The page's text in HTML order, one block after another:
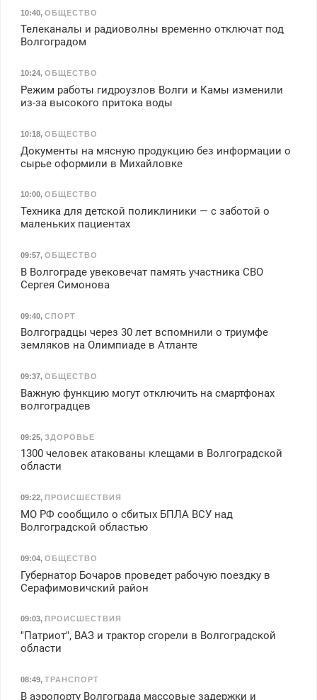
10:40, ОБЩЕСТВО
Телеканалы и радиоволны временно отключат под
Волгоградом
10:24, ОБЩЕСТВО
Режим работы гидроузлов Волги и Камы изменили
из-за высокого притока воды
10:18, ОБЩЕСТВО
Документы на мясную продукцию без информации о
сырье оформили в Михайловке
10:00, ОБЩЕСТВО
Техника для детской поликлиники — с заботой о
маленьких пациентах
09:57, ОБЩЕСТВО
В Волгограде увековечат память участника СВО
Сергея Симонова
09:40, СПОРТ
Волгоградцы через 30 лет вспомнили о триумфе
земляков на Олимпиаде в Атланте
09:37, ОБЩЕСТВО
Важную функцию могут отключить на смартфонах
волгоградцев
09:25, ЗДОРОВЬЕ
1300 человек атакованы клещами в Волгоградской
области
09:22, ПРОИСШЕСТВИЯ
МО РФ сообщило о сбитых БПЛА ВСУ над
Волгоградской областью
09:04, ОБЩЕСТВО
Губернатор Бочаров проведет рабочую поездку в
Серафимовичский район
09:03, ПРОИСШЕСТВИЯ
"Патриот", ВАЗ и трактор сгорели в Волгоградской
области
08:49, ТРАНСПОРТ
В аэропорту Волгограда массовые задержки и